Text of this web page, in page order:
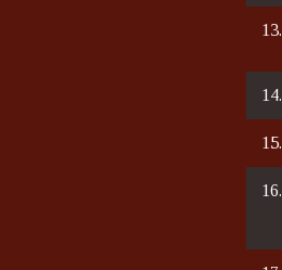
13.
14.
15.
16.